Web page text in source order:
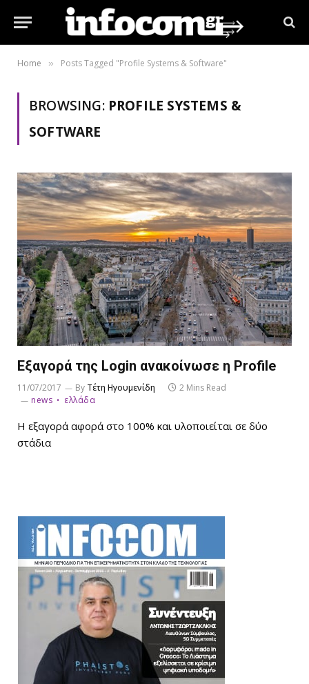
Home » Posts Tagged "Profile Systems & Software"
BROWSING: PROFILE SYSTEMS &
SOFTWARE
Εξαγορά της Login ανακοίνωσε η Profile
11/07/2017 By Τέτη Ηγουμενίδη
2 Mins Read
news
ελλάδα
Η εξαγορά αφορά στο 100% και υλοποιείται σε δύο
στάδια